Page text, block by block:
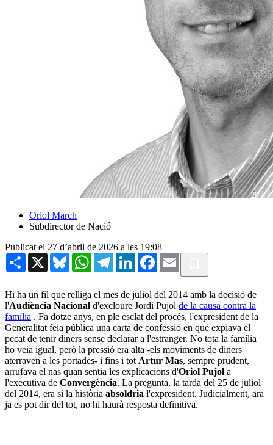
Oriol March
Subdirector de Nació
Publicat el 27 d’abril de 2026 a les 19:08
Share X BlueskyWhatsAppTelegramLinkedInFacebook
Email
Hi ha un fil que relliga el mes de juliol del 2014 amb la decisió de
l'Audiència Nacional d'excloure Jordi Pujol de la causa contra la
família . Fa dotze anys, en ple esclat del procés, l'expresident de la
Generalitat feia pública una carta de confessió en què expiava el
pecat de tenir diners sense declarar a l'estranger. No tota la família
ho veia igual, però la pressió era alta -els moviments de diners
aterraven a les portades- i fins i tot Artur Mas, sempre prudent,
arrufava el nas quan sentia les explicacions d'Oriol Pujol a
l'executiva de Convergència. La pregunta, la tarda del 25 de juliol
del 2014, era si la història absoldria l'expresident. Judicialment, ara
ja es pot dir del tot, no hi haurà resposta definitiva.